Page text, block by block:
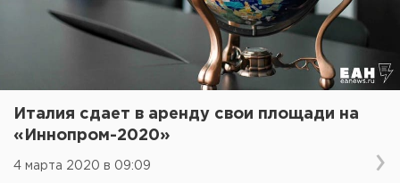
Италия сдает в аренду свои площади на
«Иннопром-2020»
4 марта 2020 в 09:09